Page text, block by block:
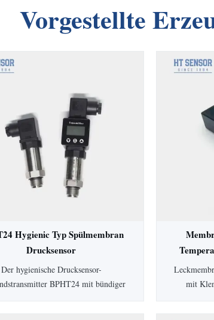
Vorgestellte
Hygienic Typ Spülmembran
Drucksensor
Füllstandsdrucktransmitter
Der hygienische Drucksensor-
BPHT24 mit bündiger
mit